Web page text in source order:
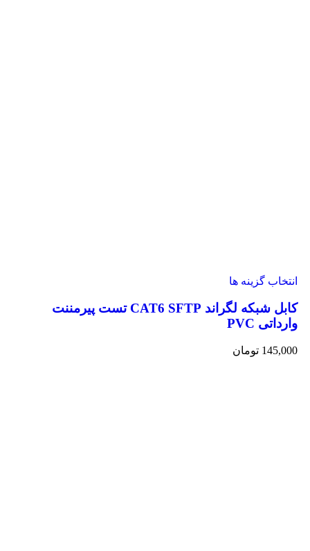
انتخاب گزینه ها
کابل شبکه لگراند CAT6 SFTP تست پیرمننت
وارداتی PVC
145,000 تومان